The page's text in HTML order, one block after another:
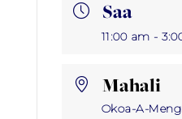
Saa
11:00 am -
Mahali
Okoa-A-